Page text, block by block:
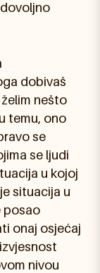
dobivaš
nešto
temu, ono
se
se ljudi
u kojoj
situacija u
posao
onaj osjećaj
nivou